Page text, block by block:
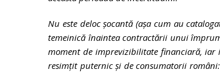
Nu este deloc șocantă (așa cum au
temeinică înaintea contractării unui
moment de imprevizibilitate financiară,
resimțit puternic și de consumatorii